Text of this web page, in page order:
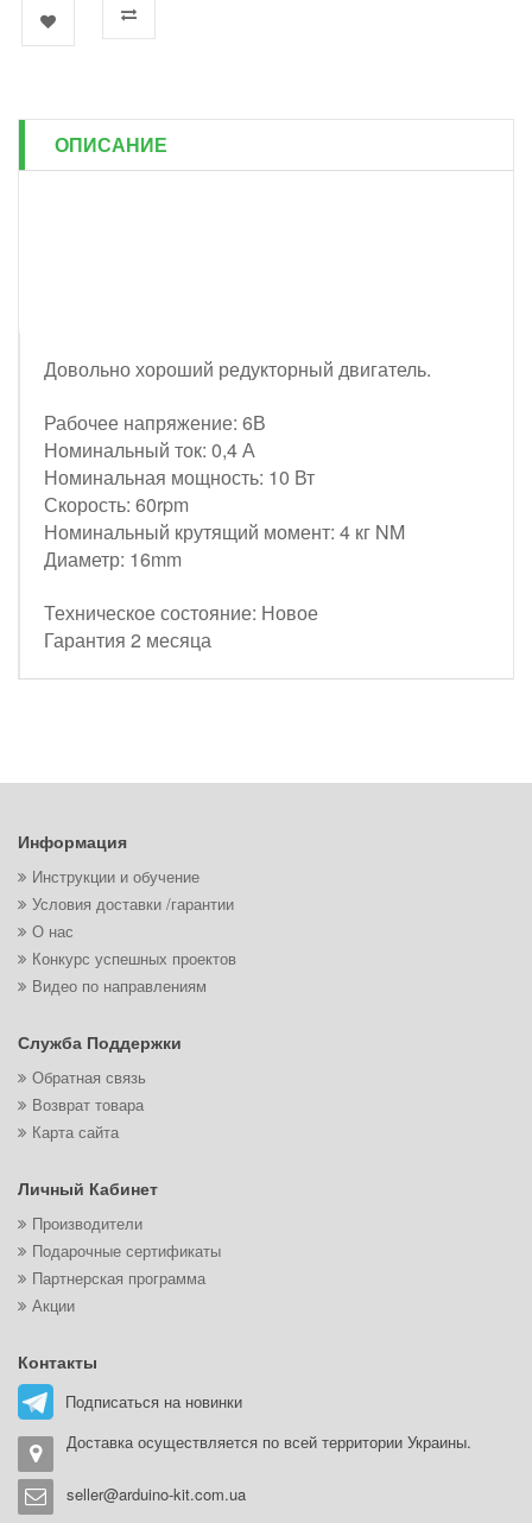
ОПИСАНИЕ
Довольно хороший редукторный двигатель.
Рабочее напряжение: 6В
Номинальный ток: 0,4 А
Номинальная мощность: 10 Вт
Скорость: 60rpm
Номинальный крутящий момент: 4 кг NM
Диаметр: 16mm
Техническое состояние: Новое
Гарантия 2 месяца
Информация
Инструкции и обучение
Условия доставки /гарантии
О нас
Конкурс успешных проектов
Видео по направлениям
Служба Поддержки
Обратная связь
Возврат товара
Карта сайта
Личный Кабинет
Производители
Подарочные сертификаты
Партнерская программа
Акции
Контакты
Подписаться на новинки
Доставка осуществляется по всей территории Украины.
seller@arduino-kit.com.ua